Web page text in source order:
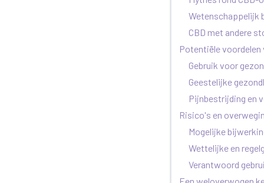
Wetenschappelijk
CBD met andere
Potentiële voordelen
Gebruik voor
Geestelijke
Pijnbestrijding en
Risico's en
Mogelijke
Wettelijke en
Verantwoord